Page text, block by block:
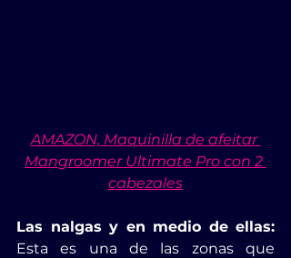
AMAZON, Maquinilla de afeitar
Mangroomer Ultimate Pro con 2
cabezales
Las nalgas y en medio de ellas:
Esta es una de las zonas que